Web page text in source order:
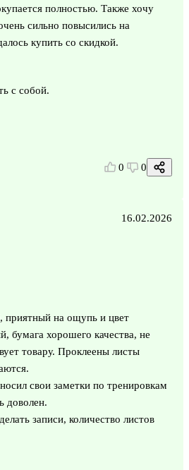
полностью. Также хочу
сильно повысились на
купить со скидкой.
с собой.
0 0
16.02.2026
приятный на ощупь и цвет
бумага хорошего качества, не
товару. Проклеены листы
свои заметки по тренировкам
доволен.
записи, количество листов